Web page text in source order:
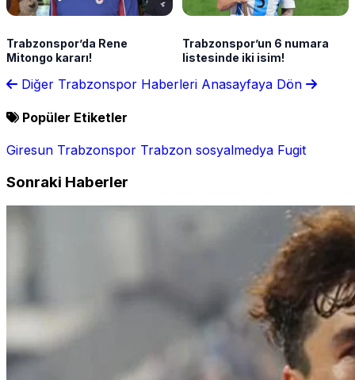
Trabzonspor’da Rene
Mitongo kararı!
Trabzonspor’un 6 numara
listesinde iki isim!
Diğer Trabzonspor Haberleri Anasayfaya Dön
Popüler Etiketler
Giresun Trabzonspor Trabzon sosyalmedya Fugit
Sonraki Haberler